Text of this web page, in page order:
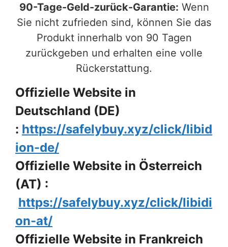
90-Tage-Geld-zurück-Garantie: Wenn
Sie nicht zufrieden sind, können Sie das
Produkt innerhalb von 90 Tagen
zurückgeben und erhalten eine volle
Rückerstattung.
Offizielle Website in
Deutschland (DE)
: https://safelybuy.xyz/click/libid
ion-de/
Offizielle Website in Österreich
(AT) :
https://safelybuy.xyz/click/libidi
on-at/
Offizielle Website in Frankreich